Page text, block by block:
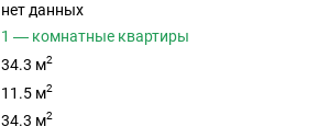
нет данных
1 — комнатные квартиры
34.3 м2
11.5 м2
34.3 м2